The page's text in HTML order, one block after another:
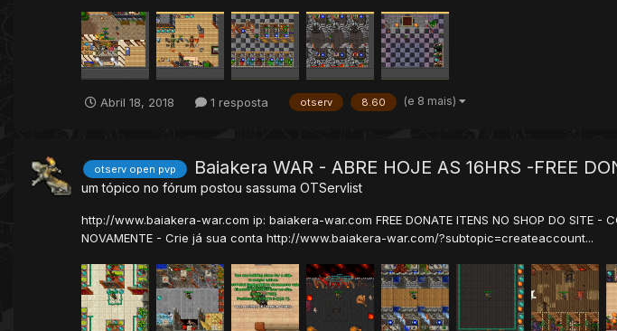
Abril 18, 2018 1 resposta otserv 8.60 (e 8 mais)
otserv open pvp Baiakera WAR - ABRE HOJE AS 16HRS -FREE
um tópico no fórum postou sassuma OTServlist
http://www.baiakera-war.com ip: baiakera-war.com FREE DONATE ITENS NO SHOP DO SITE -
NOVAMENTE - Crie já sua conta http://www.baiakera-war.com/?subtopic=createaccount...